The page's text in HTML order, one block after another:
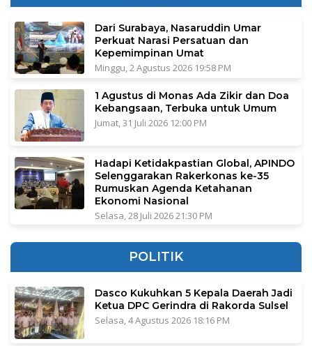
Dari Surabaya, Nasaruddin Umar
Perkuat Narasi Persatuan dan
Kepemimpinan Umat
Minggu, 2 Agustus 2026 19:58 PM
1 Agustus di Monas Ada Zikir dan Doa
Kebangsaan, Terbuka untuk Umum
Jumat, 31 Juli 2026 12:00 PM
Hadapi Ketidakpastian Global, APINDO
Selenggarakan Rakerkonas ke-35
Rumuskan Agenda Ketahanan
Ekonomi Nasional
Selasa, 28 Juli 2026 21:30 PM
POLITIK
Dasco Kukuhkan 5 Kepala Daerah Jadi
Ketua DPC Gerindra di Rakorda Sulsel
Selasa, 4 Agustus 2026 18:16 PM